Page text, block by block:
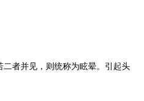
者并见，则统称为眩晕。引起头